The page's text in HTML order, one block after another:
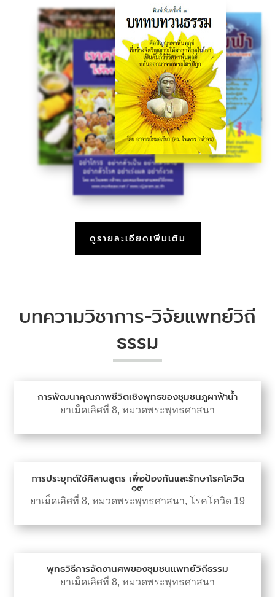
ดูรายละเอียดเพิ่มเติม
บทความวิชาการ-วิจัยแพทย์วิถี
ธรรม
การพัฒนาคุณภาพชีวิตเชิงพุทธของชุมชนภูผาฟ้าน้ำ
ยาเม็ดเลิศที่ 8, หมวดพระพุทธศาสนา
การประยุกต์ใช้คิลานสูตร เพื่อป้องกันและรักษาโรคโควิด
๑๙
ยาเม็ดเลิศที่ 8, หมวดพระพุทธศาสนา, โรคโควิด 19
พุทธวิธีการจัดงานศพของชุมชนแพทย์วิถีธรรม
ยาเม็ดเลิศที่ 8, หมวดพระพุทธศาสนา